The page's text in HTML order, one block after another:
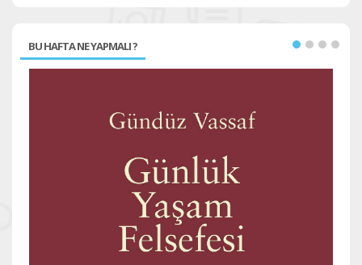
BU HAFTA NE YAPMALI ?